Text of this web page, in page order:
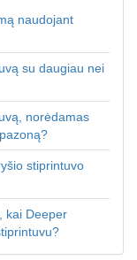
naudojant
su daugiau nei
norėdamas
stiprintuvo
kai Deeper